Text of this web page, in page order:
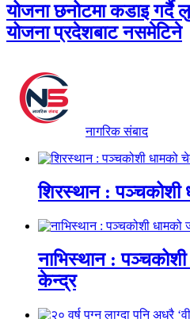
योजना छनोटमा कडाइ गर्दै
योजना प्रदेशबाट नसमेटिने
नागरिक संबाद
शिरस्थान : पञ्चकोशी
नाभिस्थान :
केन्द्र